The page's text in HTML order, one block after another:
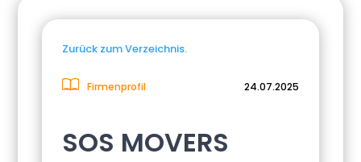
Zurück zum Verzeichnis.
Firmenprofil 24.07.2025
SOS MOVERS